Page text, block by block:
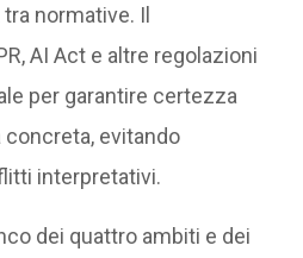
normative. Il
AI Act e altre regolazioni
per garantire certezza
evitando
interpretativi.
dei quattro ambiti e dei